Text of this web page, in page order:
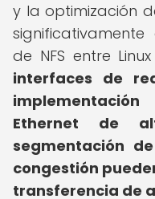
y la optimización
de NFS entre
interfaces de
Ethernet de
segmentación
congestión
transferencia de